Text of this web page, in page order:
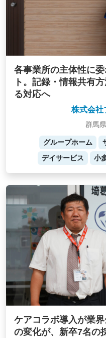
各事業所の主体性に
ト。記録・情報共有
る対応へ
株式会社
群馬
グループホーム
デイサービス
小
ケアコラボ導入が業
の変化が、新卒7名の